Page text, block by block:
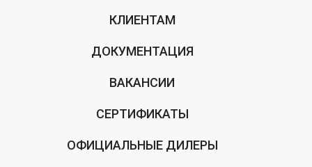
КЛИЕНТАМ
ДОКУМЕНТАЦИЯ
ВАКАНСИИ
СЕРТИФИКАТЫ
ОФИЦИАЛЬНЫЕ ДИЛЕРЫ